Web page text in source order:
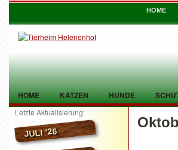
HOME
HOME KATZEN HUNDE
TIER GEFUNDEN KONTAKT
Letzte Aktualisierung:
JULI ’26